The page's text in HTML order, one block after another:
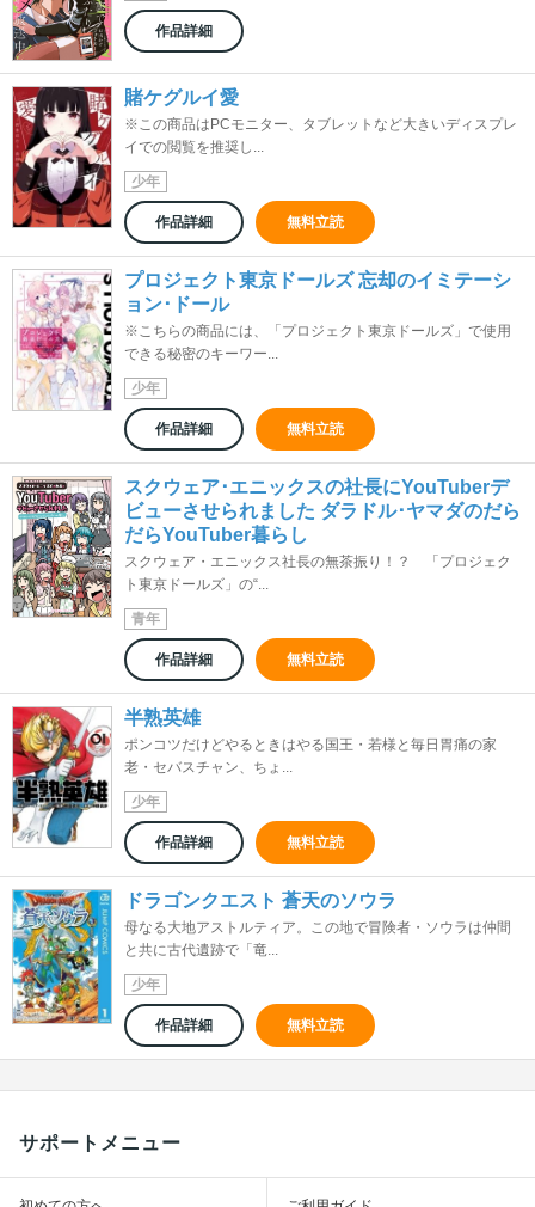
作品詳細
賭ケグルイ愛
※この商品はPCモニター、タブレットなど大きいディスプレ
イでの閲覧を推奨し...
少年
作品詳細 無料立読
プロジェクト東京ドールズ 忘却のイミテーシ
ョン･ドール
※こちらの商品には、「プロジェクト東京ドールズ」で使用
できる秘密のキーワー...
少年
作品詳細 無料立読
スクウェア･エニックスの社長にYouTuberデ
ビューさせられました ダラドル･ヤマダのだら
だらYouTuber暮らし
スクウェア・エニックス社長の無茶振り！？ 「プロジェク
ト東京ドールズ」の“...
青年
作品詳細 無料立読
半熟英雄
ポンコツだけどやるときはやる国王・若様と毎日胃痛の家
老・セバスチャン、ちょ...
少年
作品詳細 無料立読
ドラゴンクエスト 蒼天のソウラ
母なる大地アストルティア。この地で冒険者・ソウラは仲間
と共に古代遺跡で「竜...
少年
作品詳細 無料立読
サポートメニュー